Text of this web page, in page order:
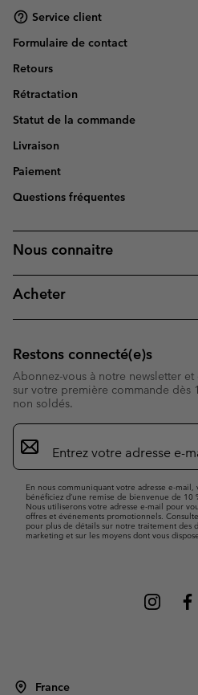
Service client
Formulaire de contact
Retours
Rétractation
Statut de la commande
Livraison
Paiement
Questions fréquentes
Nous connaitre
Acheter
Restons connecté(e)s
Abonnez-vous à notre newsletter
sur votre première commande dès
non soldés.
Inscription
par
e-
En nous communiquant votre adresse e-
bénéficiez d’une remise de bienvenue de 10
Nous utiliserons votre adresse e-mail pour
offres et événements promotionnels.
pour plus de détails sur notre traitement des
marketing et sur les moyens dont vous
France